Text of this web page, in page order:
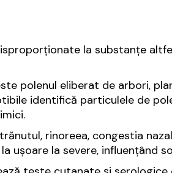
la substanțe
polenul eliberat de arbori,
identifică particulele de
rinoreea, congestia
ușoare la severe, influențând